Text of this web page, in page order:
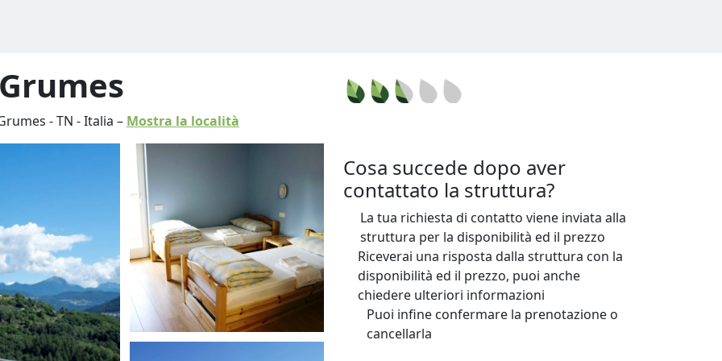
-TN -Italia – Mostra la località
Cosa succede dopo aver
contattato la struttura?
La tua richiesta di contatto viene inviata alla
struttura per la disponibilità ed il prezzo
Riceverai una risposta dalla struttura con la
disponibilità ed il prezzo, puoi anche
chiedere ulteriori informazioni
Puoi infine confermare la prenotazione o
cancellarla